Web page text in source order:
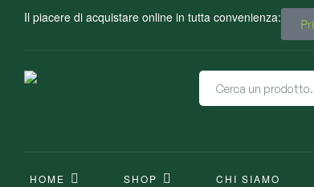
Il piacere di acquistare online in tutta convenienza:
HOME SHOP CHI SIAMO